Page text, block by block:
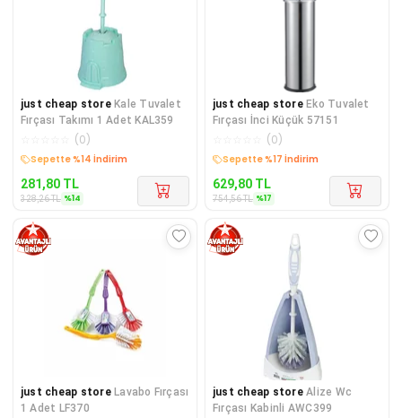
just cheap store Kale Tuvalet
Fırçası Takımı 1 Adet KAL359
(0)
Sepette %14 İndirim
281,80 TL
328,26TL %14
just cheap store Eko Tuvalet
Fırçası İnci Küçük 57151
(0)
Sepette %17 İndirim
629,80 TL
754,56TL %17
just cheap store Lavabo Fırçası
1 Adet LF370
just cheap store Alize Wc
Fırçası Kabinli AWC399